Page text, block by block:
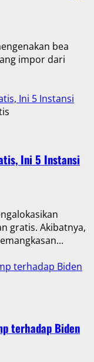
bea
impor dari
Ini 5 Instansi
Ini 5 Instansi
gratis. Akibatnya,
terhadap Biden
terhadap Biden